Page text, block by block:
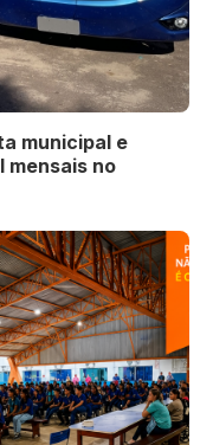
municipal e
mensais no